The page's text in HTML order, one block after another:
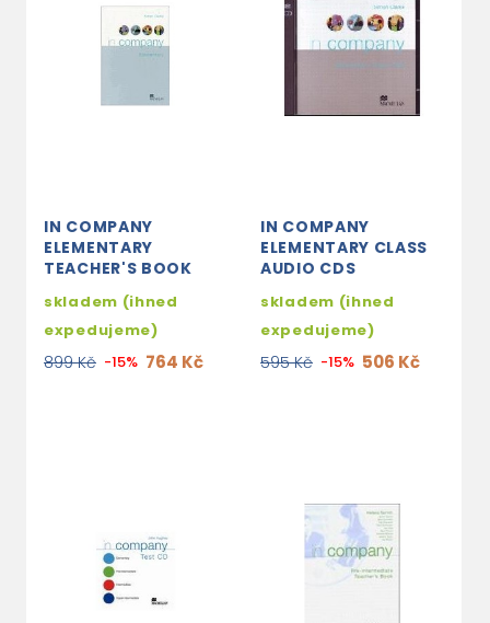
IN COMPANY
ELEMENTARY
TEACHER'S BOOK
skladem (ihned
expedujeme)
899 Kč -15% 764 Kč
IN COMPANY
ELEMENTARY CLASS
AUDIO CDS
skladem (ihned
expedujeme)
595 Kč -15% 506 Kč